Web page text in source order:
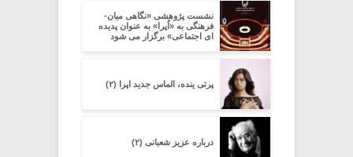
نشست پژوهشی «نگاهی میان-
فرهنگی به «اُپرا» به عنوان پدیده
ای اجتماعی» برگزار می شود
پرتی ینده، الماس جدید اپرا (۲)
درباره عزیز شعبانی (۲)